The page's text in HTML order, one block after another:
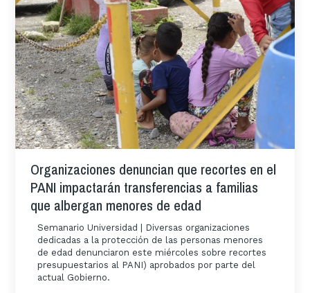
Organizaciones denuncian que recortes en el
PANI impactarán transferencias a familias
que albergan menores de edad
Semanario Universidad | Diversas organizaciones
dedicadas a la protección de las personas menores
de edad denunciaron este miércoles sobre recortes
presupuestarios al PANI) aprobados por parte del
actual Gobierno.